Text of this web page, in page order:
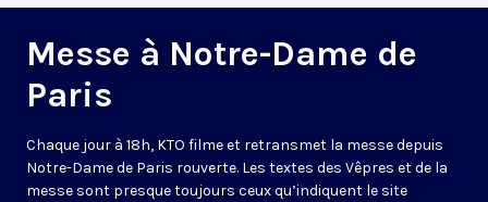
Messe à Notre-Dame de
Paris
Chaque jour à 18h, KTO filme et retransmet la messe depuis
Notre-Dame de Paris rouverte. Les textes des Vêpres et de la
messe sont presque toujours ceux qu’indiquent le site